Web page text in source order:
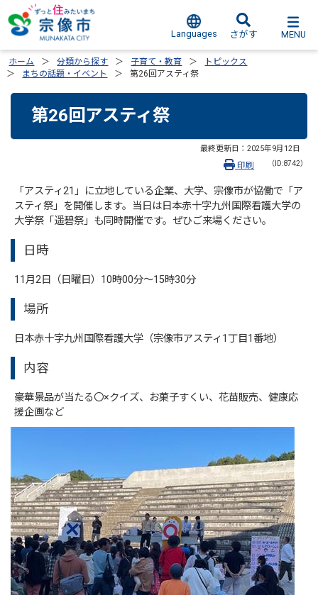
Languages さがす MENU
ホーム 分類から探す 子育て・教育
トピックス
まちの話題・イベント
第26回アスティ祭
第26回アスティ祭
最終更新日： 2025年9月12日
（ID:8742）
印刷
「アスティ21」に立地している企業、大学、宗像市が協働で「ア
スティ祭」を開催します。当日は日本赤十字九州国際看護大学の
大学祭「遥碧祭」も同時開催です。ぜひご来場ください。
日時
11月2日（日曜日）10時00分～15時30分
場所
日本赤十字九州国際看護大学（宗像市アスティ1丁目1番地）
内容
豪華景品が当たる〇×クイズ、お菓子すくい、花苗販売、健康応
援企画など